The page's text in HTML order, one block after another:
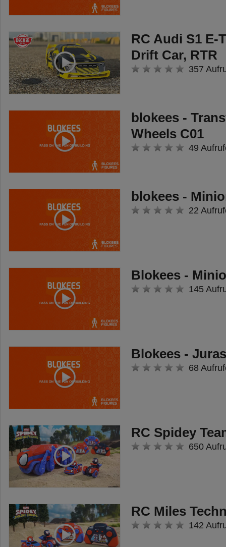
RC Audi S1 E-
Drift Car, RTR
357
blokees -
Wheels C01
49
blokees -
22
Blokees -
145
Blokees -
68
RC Spidey
650
RC Miles
142